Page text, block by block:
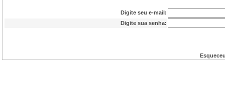
Digite seu e-mail:
Digite sua senha: